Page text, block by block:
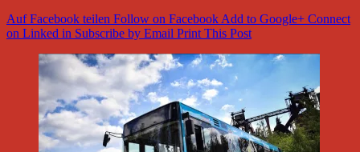
Auf Facebook teilen Follow on FacebookAdd to Google+ Connect
on Linked in Subscribe by Email Print This Post